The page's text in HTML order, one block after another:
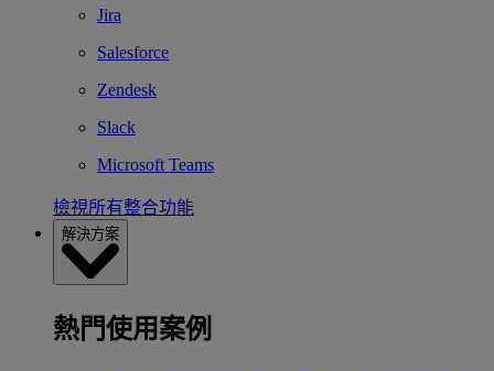
Jira
Salesforce
Zendesk
Slack
Microsoft Teams
檢視所有整合功能
解決方案
熱門使用案例